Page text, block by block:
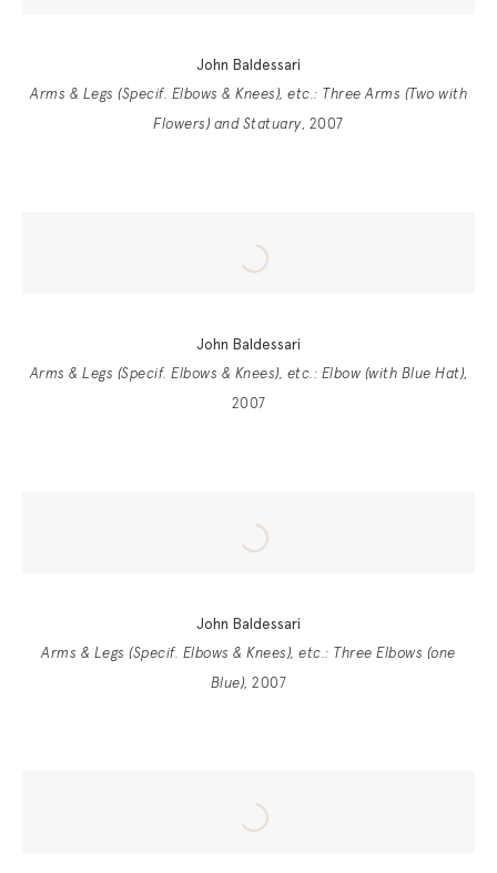
John Baldessari
Arms & Legs (Specif. Elbows & Knees), etc.: Three Arms (Two with
Flowers) and Statuary, 2007
John Baldessari
Arms & Legs (Specif. Elbows & Knees), etc.: Elbow (with Blue Hat),
2007
John Baldessari
Arms & Legs (Specif. Elbows & Knees), etc.: Three Elbows (one
Blue), 2007